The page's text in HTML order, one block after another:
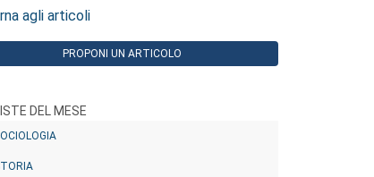
agli articoli
PROPONI UN ARTICOLO
DEL MESE